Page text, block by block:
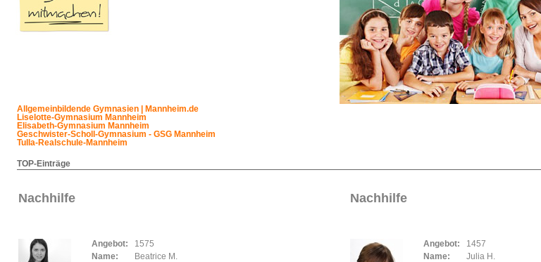
Allgemeinbildende Gymnasien | Mannheim.de
Liselotte-Gymnasium Mannheim
Elisabeth-Gymnasium Mannheim
Geschwister-Scholl-Gymnasium - GSG Mannheim
Tulla-Realschule-Mannheim
TOP-Einträge
Nachhilfe
Angebot:
1575
Name:
Beatrice M.
Nachhilfe
Angebot:
1457
Name:
Julia H.